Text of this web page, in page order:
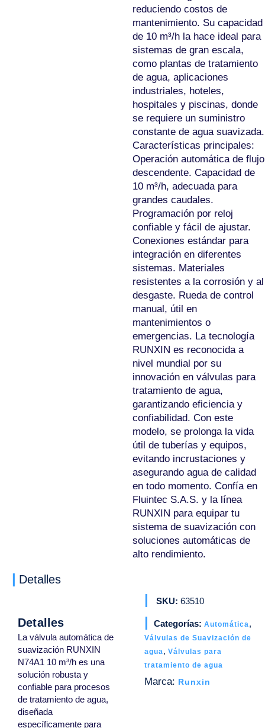
reduciendo costos de
mantenimiento. Su capacidad
de 10 m³/h la hace ideal para
sistemas de gran escala,
como plantas de tratamiento
de agua, aplicaciones
industriales, hoteles,
hospitales y piscinas, donde
se requiere un suministro
constante de agua suavizada.
Características principales:
Operación automática de flujo
descendente. Capacidad de
10 m³/h, adecuada para
grandes caudales.
Programación por reloj
confiable y fácil de ajustar.
Conexiones estándar para
integración en diferentes
sistemas. Materiales
resistentes a la corrosión y al
desgaste. Rueda de control
manual, útil en
mantenimientos o
emergencias. La tecnología
RUNXIN es reconocida a
nivel mundial por su
innovación en válvulas para
tratamiento de agua,
garantizando eficiencia y
confiabilidad. Con este
modelo, se prolonga la vida
útil de tuberías y equipos,
evitando incrustaciones y
asegurando agua de calidad
en todo momento. Confía en
Fluintec S.A.S. y la línea
RUNXIN para equipar tu
sistema de suavización con
soluciones automáticas de
alto rendimiento.
Detalles
Detalles
La válvula automática de
suavización RUNXIN
N74A1 10 m³/h es una
solución robusta y
confiable para procesos
de tratamiento de agua,
diseñada
específicamente para
SKU: 63510
Categorías: Automática,
Válvulas de Suavización de
agua, Válvulas para
tratamiento de agua
Marca: Runxin